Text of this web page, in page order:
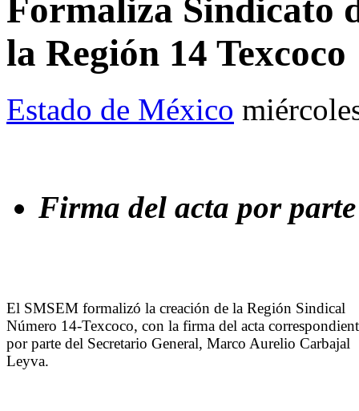
Formaliza Sindicato
la Región 14 Texcoco
Estado de México
Firma del acta por
El SMSEM formalizó la creación de la Región Sindical
Número 14-Texcoco, con la firma del acta
por parte del Secretario General, Marco Aurelio Carbajal
Leyva.